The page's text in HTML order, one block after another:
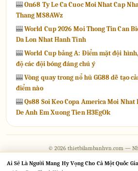
🎰On68 Ty Le Ca Cuoc Moi Nhat Cap
Thang MS8AWz
🎰World Cup 2026 Moi Thong Tin Can
Da Lon Nhat Hanh Tinh
🎰World Cup bảng A: Điểm mặt đội
độ các đội bóng đáng chú ý
🎰Vòng quay trong nổ hũ GG88 dễ tạo
điểm nào
🎰Qs88 Soi Keo Copa America Moi Nhat
De Anh Em Xuong Tien H3EgOk
© 2026 thietbilambanhvn.com —
Contact ·Chính Sách Giao Dịch ·Chính Sách Hoàn
Khoản Dịch Vụ
Ai Sẽ Là Người Mang Hy Vọng Cho Cả Một Quốc